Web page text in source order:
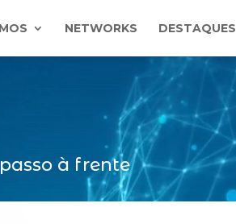
NETWORKS DESTAQUES
à frente